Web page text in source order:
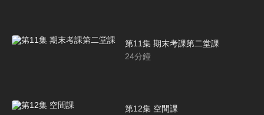
第11集 期末考課第二堂課
24分鐘
第12集 空間課